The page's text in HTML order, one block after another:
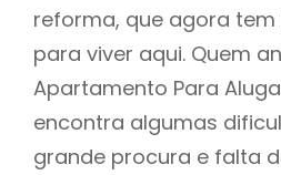
reforma, que agora
para viver aqui. Quem
Apartamento Para
encontra algumas
grande procura e falta